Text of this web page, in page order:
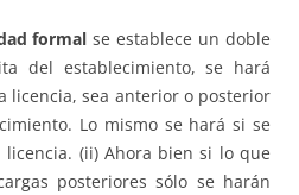
formal se establece un doble
del establecimiento, se hará
licencia, sea anterior o posterior
Lo mismo se hará si se
(ii) Ahora bien si lo que
posteriores sólo se harán